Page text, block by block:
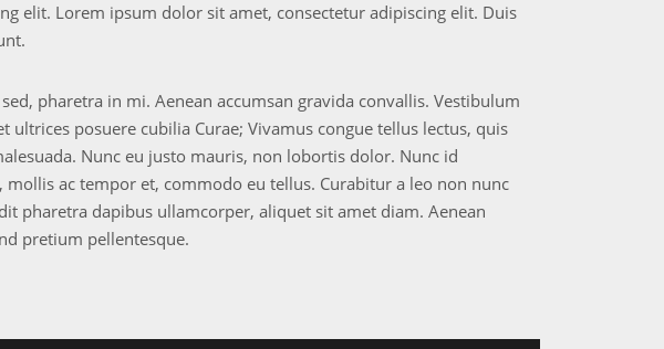
elit. Lorem ipsum dolor sit amet, consectetur adipiscing elit. Duis
pharetra in mi. Aenean accumsan gravida convallis. Vestibulum
posuere cubilia Curae; Vivamus congue tellus lectus, quis
Nunc eu justo mauris, non lobortis dolor. Nunc id
ac tempor et, commodo eu tellus. Curabitur a leo non nunc
pharetra dapibus ullamcorper, aliquet sit amet diam. Aenean
pretium pellentesque.